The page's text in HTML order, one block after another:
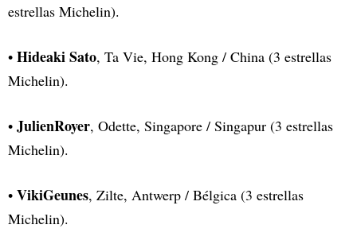
estrellas Michelin).
• Hideaki Sato, Ta Vie, Hong Kong / China (3 estrellas
Michelin).
• JulienRoyer, Odette, Singapore / Singapur (3 estrellas
Michelin).
• VikiGeunes, Zilte, Antwerp / Bélgica (3 estrellas
Michelin).